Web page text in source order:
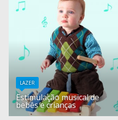
LAZER
Estimulação musical de
bebês e crianças